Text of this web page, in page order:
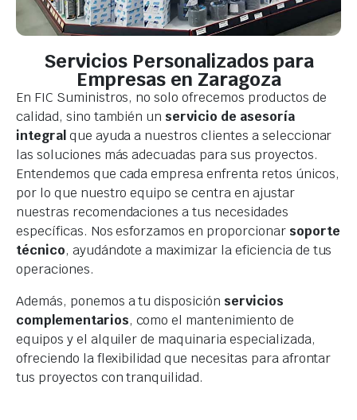
Servicios Personalizados para
Empresas en Zaragoza
En FIC Suministros, no solo ofrecemos productos de
calidad, sino también un servicio de asesoría
integral que ayuda a nuestros clientes a seleccionar
las soluciones más adecuadas para sus proyectos.
Entendemos que cada empresa enfrenta retos únicos,
por lo que nuestro equipo se centra en ajustar
nuestras recomendaciones a tus necesidades
específicas. Nos esforzamos en proporcionar soporte
técnico, ayudándote a maximizar la eficiencia de tus
operaciones.
Además, ponemos a tu disposición servicios
complementarios, como el mantenimiento de
equipos y el alquiler de maquinaria especializada,
ofreciendo la flexibilidad que necesitas para afrontar
tus proyectos con tranquilidad.